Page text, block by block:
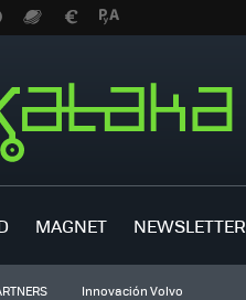
MAGNET NEWSLETTER
Innovación Volvo